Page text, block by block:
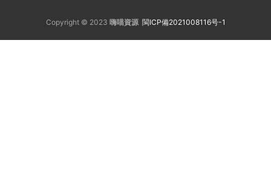
Copyright © 2023 嗨喵資源 閩ICP備2021008116号-1